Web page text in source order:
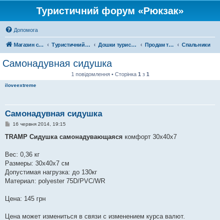
Туристичний форум «Рюкзак»
Допомога
Магазин спорядження Туристичний форум «Рюкзак» Дошки туристичних оголошень Продам туристичне спорядження Спальники
Самонадувная сидушка
1 повідомлення • Сторінка 1 з 1
iloveextreme
Самонадувная сидушка
П
в
о
л
е
н
16 червня 2014, 19:15
TRAMP Сидушка самонадувающаяся комфорт 30х40х7
Вес: 0,36 кг
Размеры: 30х40х7 см
Допустимая нагрузка: до 130кг
Материал: polyester 75D/PVC/WR
Цена: 145 грн
Цена может измениться в связи с изменением курса валют.